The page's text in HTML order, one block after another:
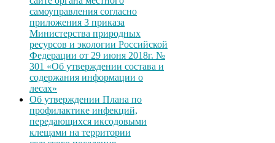
самоуправления согласно
приложения 3 приказа
Министерства природных
ресурсов и экологии Российской
Федерации от 29 июня 2018г. №
301 «Об утверждении состава и
содержания информации о
лесах»
Об утверждении Плана по
профилактике инфекций,
передающихся иксодовыми
клещами на территории